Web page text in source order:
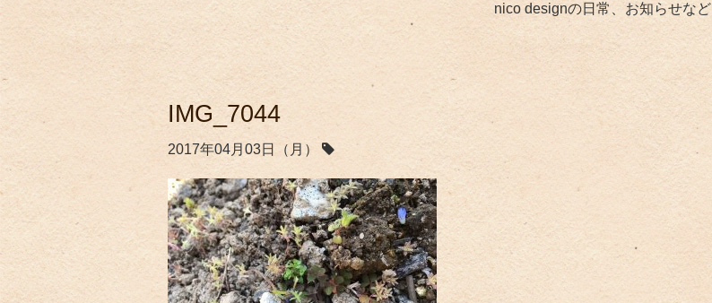
nico designの日常、お知らせなど
IMG_7044
2017年04月03日（月）